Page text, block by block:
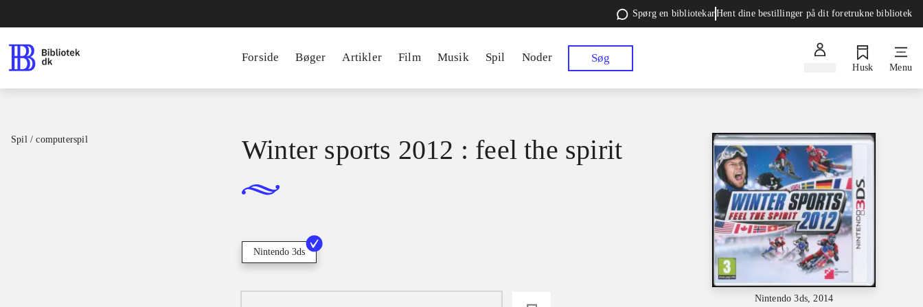
Spørg en bibliotekarHent dine bestillinger på dit foretrukne bibliotek
Forside Bøger Artikler Film Musik Spil Noder Søg
Husk Menu
Spil / computerspil
Nintendo 3ds, 2014
Winter sports 2012 : feel the spirit
Nintendo 3ds